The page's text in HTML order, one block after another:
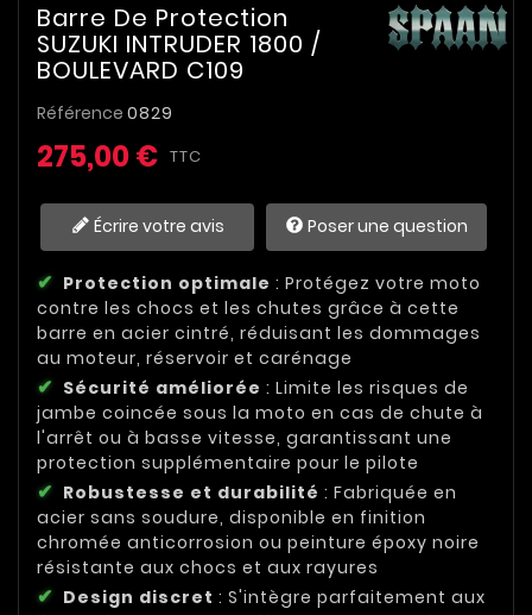
Barre De Protection
SUZUKI INTRUDER 1800 /
BOULEVARD C109
Référence 0829
275,00 € TTC
Écrire votre avis Poser une question
Protection optimale : Protégez votre moto
contre les chocs et les chutes grâce à cette
barre en acier cintré, réduisant les dommages
au moteur, réservoir et carénage
Sécurité améliorée : Limite les risques de
jambe coincée sous la moto en cas de chute à
l'arrêt ou à basse vitesse, garantissant une
protection supplémentaire pour le pilote
Robustesse et durabilité : Fabriquée en
acier sans soudure, disponible en finition
chromée anticorrosion ou peinture époxy noire
résistante aux chocs et aux rayures
Design discret : S'intègre parfaitement aux